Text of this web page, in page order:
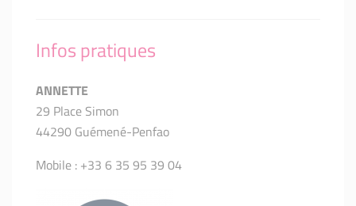
Infos pratiques
ANNETTE
29 Place Simon
44290 Guémené-Penfao
Mobile : +33 6 35 95 39 04